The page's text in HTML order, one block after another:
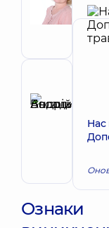
Ознаки
Нас